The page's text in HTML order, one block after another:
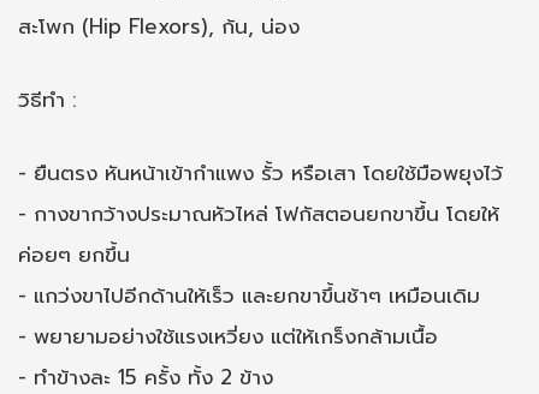
สะโพก (Hip Flexors), ก้น, น่อง
วิธีทำ :
- ยืนตรง หันหน้าเข้ากำแพง รั้ว หรือเสา โดยใช้มือพยุงไว้
- กางขากว้างประมาณหัวไหล่ โฟกัสตอนยกขาขึ้น โดยให้
ค่อยๆ ยกขึ้น
- แกว่งขาไปอีกด้านให้เร็ว และยกขาขึ้นช้าๆ เหมือนเดิม
- พยายามอย่างใช้แรงเหวี่ยง แต่ให้เกร็งกล้ามเนื้อ
- ทำข้างละ 15 ครั้ง ทั้ง 2 ข้าง